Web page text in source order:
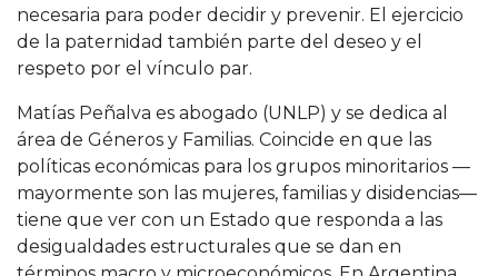
necesaria para poder decidir y prevenir. El ejercicio
de la paternidad también parte del deseo y el
respeto por el vínculo par.
Matías Peñalva es abogado (UNLP) y se dedica al
área de Géneros y Familias. Coincide en que las
políticas económicas para los grupos minoritarios —
mayormente son las mujeres, familias y disidencias—
tiene que ver con un Estado que responda a las
desigualdades estructurales que se dan en